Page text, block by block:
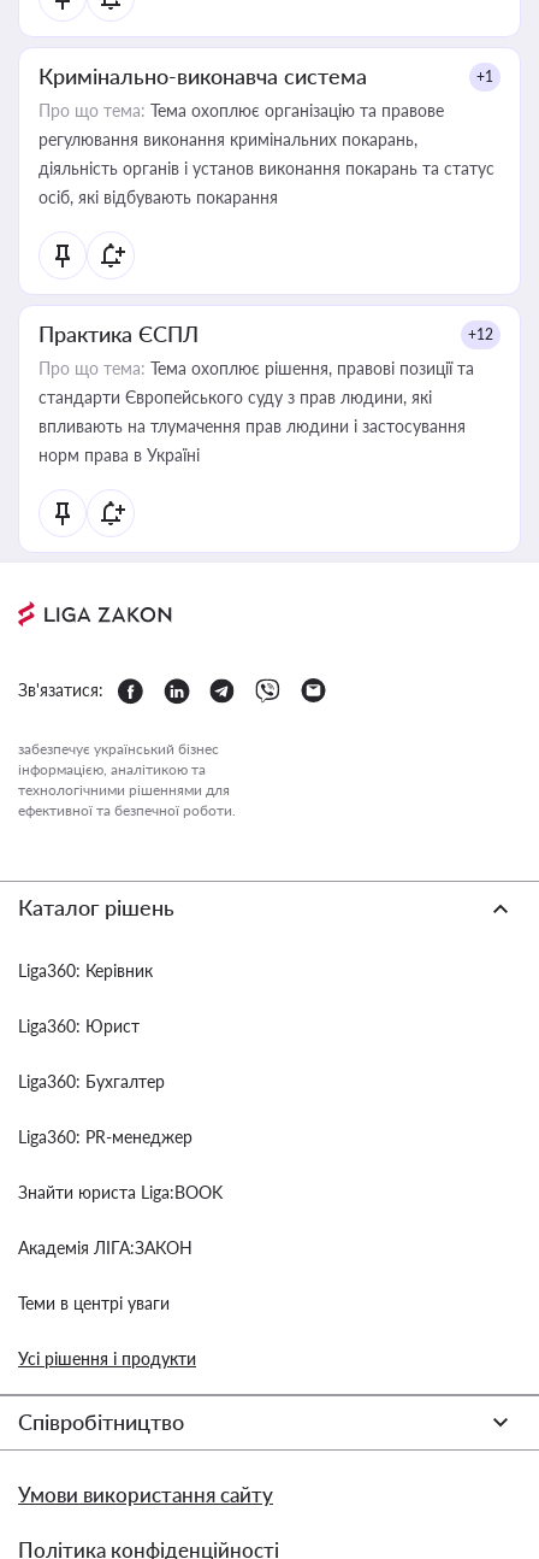
Кримінально-виконавча система +1
Про що тема: Тема охоплює організацію та правове
регулювання виконання кримінальних покарань,
діяльність органів і установ виконання покарань та статус
осіб, які відбувають покарання
Практика ЄСПЛ +12
Про що тема: Тема охоплює рішення, правові позиції та
стандарти Європейського суду з прав людини, які
впливають на тлумачення прав людини і застосування
норм права в Україні
Зв'язатися:
забезпечує український бізнес
інформацією, аналітикою та
технологічними рішеннями для
ефективної та безпечної роботи.
Каталог рішень
Liga360: Керівник
Liga360: Юрист
Liga360: Бухгалтер
Liga360: PR-менеджер
Знайти юриста Liga:BOOK
Академія ЛІГА:ЗАКОН
Теми в центрі уваги
Усі рішення і продукти
Співробітництво
Умови використання сайту
Політика конфіденційності